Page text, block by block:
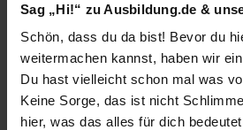
Sag „Hi!“ zu Ausbildung.de &
Schön, dass du da bist! Bevor du
weitermachen kannst, haben wir
Du hast vielleicht schon mal was
Keine Sorge, das ist nicht
hier, was das alles für dich
Wie gefällt dir die